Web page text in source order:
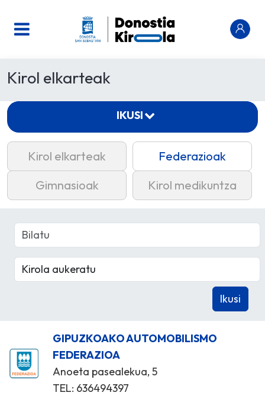
Kirol elkarteak
Kirol elkarteak
Federazioak
Gimnasioak
Kirol medikuntza
GIPUZKOAKO AUTOMOBILISMO
FEDERAZIOA
Anoeta pasealekua, 5
TEL: 636494397
IKUSI